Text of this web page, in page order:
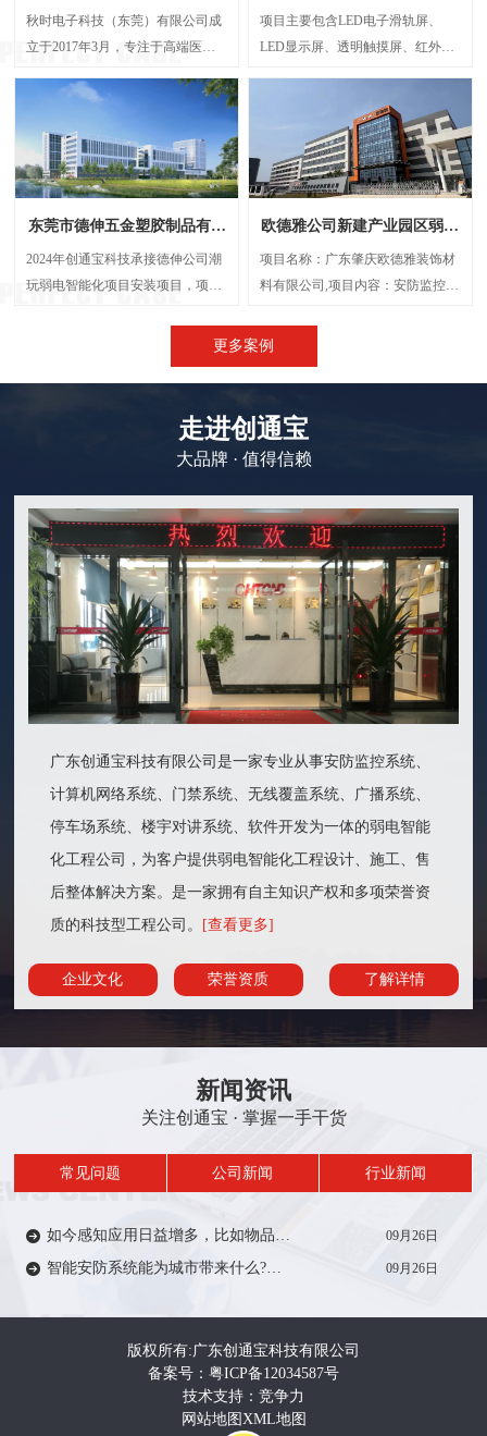
电智能化项目案例
秋时电子科技（东莞）有限公司成
立于2017年3月，专注于高端医疗
范围包括生产、设计、研发、技术
备、光学设备、计量检验设备及零
配件、精密仪器设备及其零配件
电智能化承接方，主要负责建设
UPS后备电源系统、UPS动环监测
系统、楼层弱电井配电建设等等
司弱电智能化项目案例
项目主要包含LED电子滑轨屏、
LED显示屏、透明触摸屏、红外触
琐、呈现单一等问题，将展厅的多
个显示屏打造成一个既可统一协作
又能独立展示的智能视觉网络。
东莞市德伸五金塑胶制品有限
2024年创通宝科技承接德伸公司潮
玩弱电智能化项目安装项目，项目
房建设、视频监控系统、信息网络
欧德雅公司新建产业园区弱电
项目名称：广东肇庆欧德雅装饰材
料有限公司,项目内容：安防监控系
禁系统、停车场系统，会议系统、
更多案例
走进创通宝
大品牌 · 值得信赖
广东创通宝科技有限公司是一家专业从事安防监控系统、
计算机网络系统、门禁系统、无线覆盖系统、广播系统、
停车场系统、楼宇对讲系统、软件开发为一体的弱电智能
化工程公司，为客户提供弱电智能化工程设计、施工、售
后整体解决方案。是一家拥有自主知识产权和多项荣誉资
质的科技型工程公司。
[查看更多]
企业文化 荣誉资质 了解详情
新闻资讯
关注创通宝 · 掌握一手干货
常见问题 公司新闻 行业新闻
09月26日
09月26日
版权所有:广东创通宝科技有限公司
备案号：粤ICP备12034587号
技术支持：竞争力
网站地图 XML地图